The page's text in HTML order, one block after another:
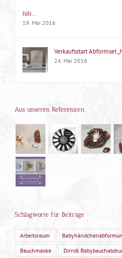
Jüli…
19. Mai 2016
Verkaufsstart Abformset
24. Mai 2016
Aus unseren Referenzen
Schlagworte für Beiträge
Arbeitsraum
Bauchmaske Dirndl